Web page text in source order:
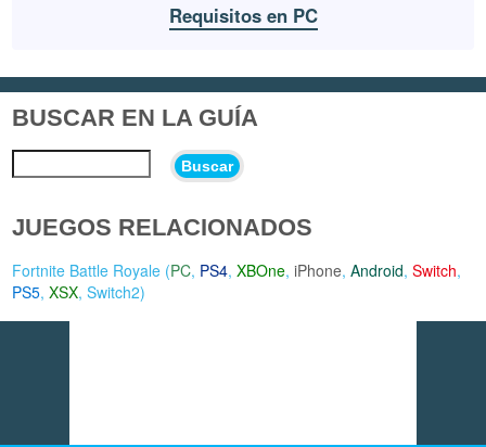
Requisitos en PC
BUSCAR EN LA GUÍA
Buscar
JUEGOS RELACIONADOS
Fortnite Battle Royale (PC, PS4,XBOne,iPhone,Android,Switch,
PS5,XSX,Switch2)